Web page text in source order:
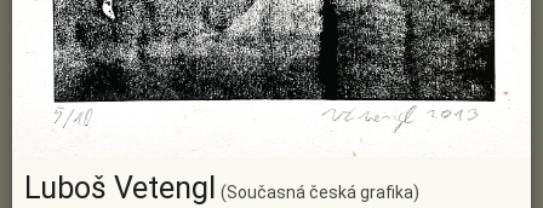
Luboš Vetengl (Současná česká grafika)